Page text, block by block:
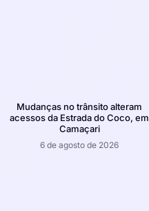
Mudanças no trânsito alteram
acessos da Estrada do Coco, em
Camaçari
6 de agosto de 2026